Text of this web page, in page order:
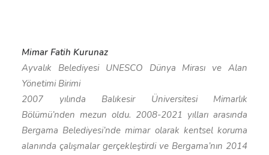
Mimar Fatih Kurunaz
Ayvalık Belediyesi UNESCO Dünya Mirası ve Alan
Yönetimi Birimi
2007 yılında Balıkesir Üniversitesi Mimarlık
Bölümü’nden mezun oldu. 2008-2021 yılları arasında
Bergama Belediyesi’nde mimar olarak kentsel koruma
alanında çalışmalar gerçekleştirdi ve Bergama’nın 2014